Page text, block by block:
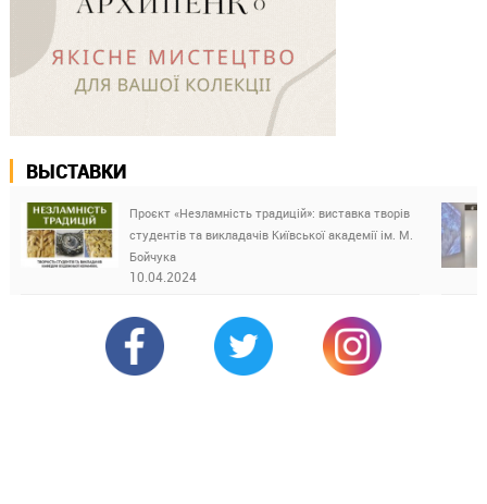
ВЫСТАВКИ
Проєкт «Незламність традицій»: виставка творів
студентів та викладачів Київської академії ім. М.
Бойчука
10.04.2024